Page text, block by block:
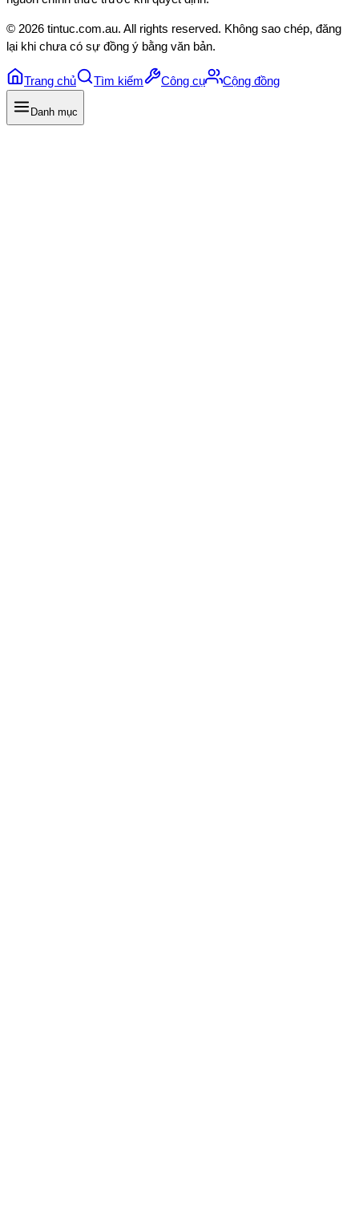
© 2026 tintuc.com.au. All rights reserved. Không sao chép, đăng
lại khi chưa có sự đồng ý bằng văn bản.
Trang chủ Tìm kiếm Công cụ Cộng đồng
Danh mục